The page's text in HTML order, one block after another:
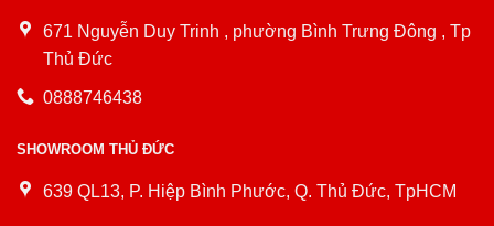
671 Nguyễn Duy Trinh , phường Bình Trưng Đông , Tp
Thủ Đức
0888746438
SHOWROOM THỦ ĐỨC
639 QL13, P. Hiệp Bình Phước, Q. Thủ Đức, TpHCM